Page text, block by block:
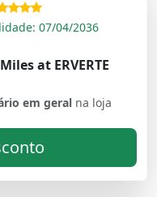
07/04/2036
at ERVERTE
em geral na loja